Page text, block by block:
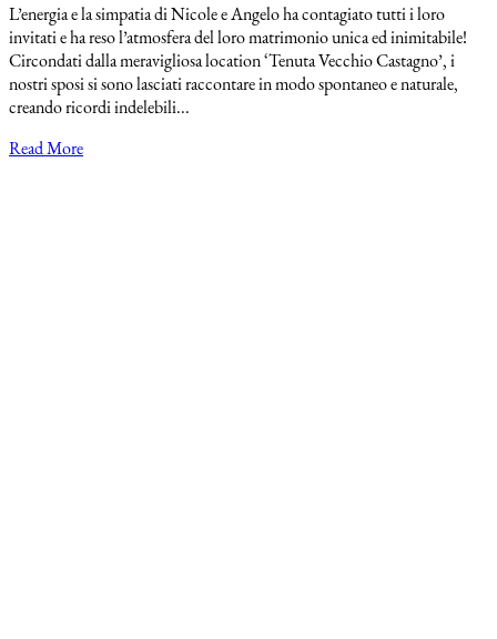
L’energia e la simpatia di Nicole e Angelo ha contagiato tutti i loro
invitati e ha reso l’atmosfera del loro matrimonio unica ed inimitabile!
Circondati dalla meravigliosa location ‘Tenuta Vecchio Castagno’, i
nostri sposi si sono lasciati raccontare in modo spontaneo e naturale,
creando ricordi indelebili...
Read More